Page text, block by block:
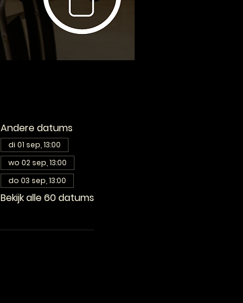
Andere datums
di 01 sep, 13:00
wo 02 sep, 13:00
do 03 sep, 13:00
Bekijk alle 60 datums